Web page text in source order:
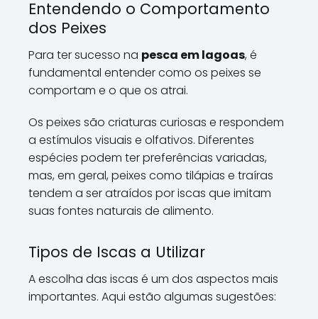
Entendendo o Comportamento
dos Peixes
Para ter sucesso na pesca em lagoas, é
fundamental entender como os peixes se
comportam e o que os atrai.
Os peixes são criaturas curiosas e respondem
a estímulos visuais e olfativos. Diferentes
espécies podem ter preferências variadas,
mas, em geral, peixes como tilápias e traíras
tendem a ser atraídos por iscas que imitam
suas fontes naturais de alimento.
Tipos de Iscas a Utilizar
A escolha das iscas é um dos aspectos mais
importantes. Aqui estão algumas sugestões: